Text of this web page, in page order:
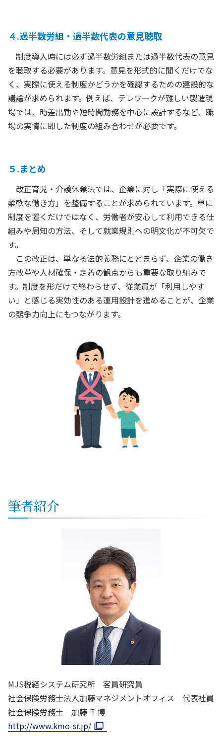
４.過半数労組・過半数代表の意見聴取
制度導入時には必ず過半数労組または過半数代表の意見
を聴取する必要があります。意見を形式的に聞くだけでな
く、実際に使える制度かどうかを確認するための建設的な
議論が求められます。例えば、テレワークが難しい製造現
場では、時差出勤や短時間勤務を中心に設計するなど、職
場の実情に即した制度の組み合わせが必要です。
５.まとめ
改正育児・介護休業法では、企業に対し「実際に使える
柔軟な働き方」を整備することが求められています。単に
制度を置くだけではなく、労働者が安心して利用できる仕
組みや周知の方法、そして就業規則への明文化が不可欠で
す。
この改正は、単なる法的義務にとどまらず、企業の働き
方改革や人材確保・定着の観点からも重要な取り組みで
す。制度を形だけで終わらせず、従業員が「利用しやす
い」と感じる実効性のある運用設計を進めることが、企業
の競争力向上にもつながります。
筆者紹介
MJS税経システム研究所 客員研究員
社会保険労務士法人加藤マネジメントオフィス 代表社員
社会保険労務士 加藤 千博
http://www.kmo-sr.jp/